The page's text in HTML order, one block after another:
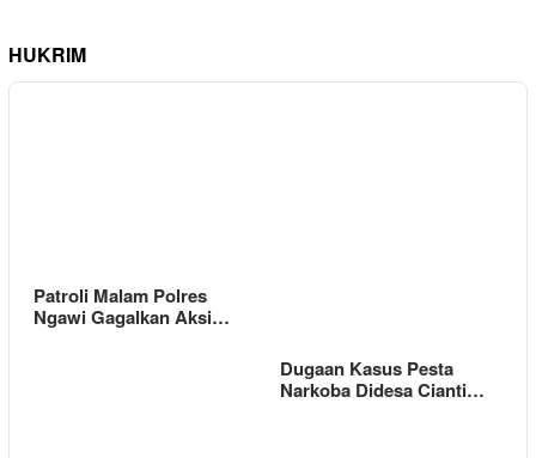
HUKRIM
Patroli Malam Polres
Ngawi Gagalkan Aksi…
Dugaan Kasus Pesta
Narkoba Didesa Cianti…